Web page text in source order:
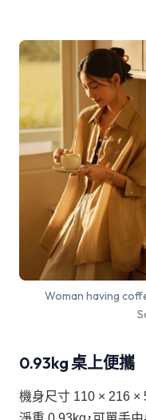
Woman having
0.93kg 桌上便攜
機身尺寸 110 × 216 ×